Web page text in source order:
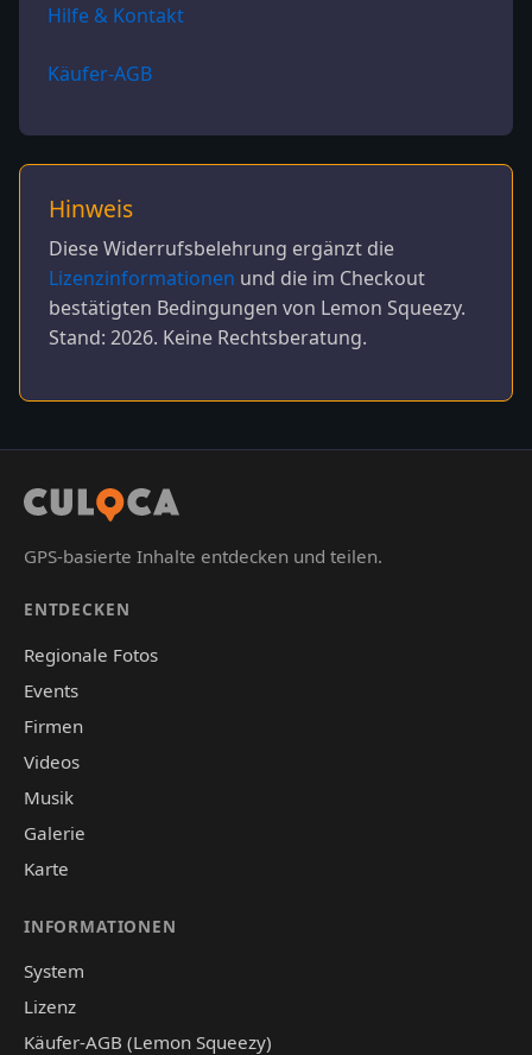
Hilfe & Kontakt
Käufer-AGB
Hinweis
Diese Widerrufsbelehrung ergänzt die
Lizenzinformationen und die im Checkout
bestätigten Bedingungen von Lemon Squeezy.
Stand: 2026. Keine Rechtsberatung.
GPS-basierte Inhalte entdecken und teilen.
ENTDECKEN
Regionale Fotos
Events
Firmen
Videos
Musik
Galerie
Karte
INFORMATIONEN
System
Lizenz
Käufer-AGB (Lemon Squeezy)